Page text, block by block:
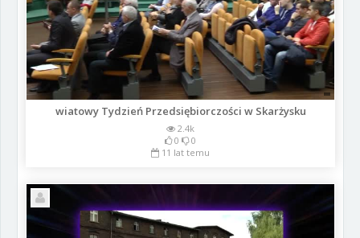
wiatowy Tydzień Przedsiębiorczości w Skarżysku
2.4k
0
0
11 lat temu